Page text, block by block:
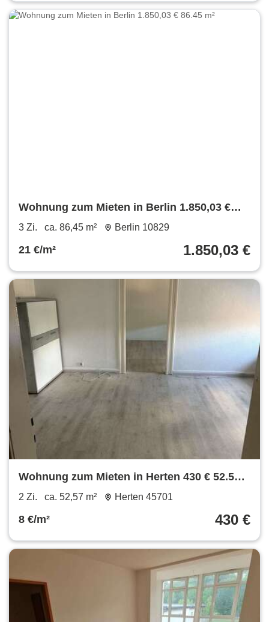
Wohnung zum Mieten in Berlin 1.850,03 €
86.45 m²
3 Zi. ca. 86,45 m² Berlin 10829
21 €/m² 1.850,03 €
Wohnung zum Mieten in Herten 430 € 52.57
m²
2 Zi. ca. 52,57 m² Herten 45701
8 €/m² 430 €